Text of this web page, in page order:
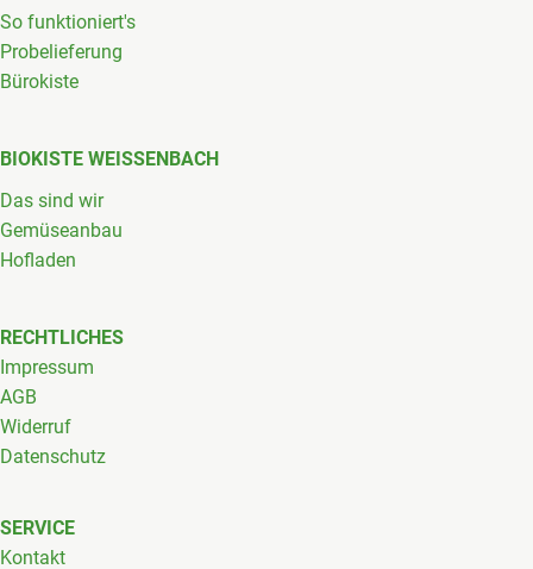
So funktioniert's
Probelieferung
Bürokiste
BIOKISTE WEISSENBACH
Das sind wir
Gemüseanbau
Hofladen
RECHTLICHES
Impressum
AGB
Widerruf
Datenschutz
SERVICE
Kontakt